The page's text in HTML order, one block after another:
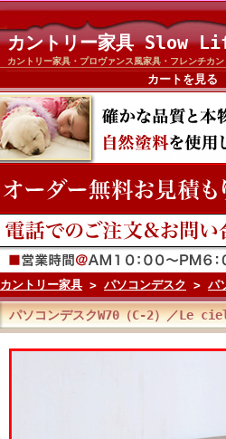
カントリー家具 Slow
カントリー家具・プロヴァンス風家具・フレンチカ
カートを見る
カントリー家具 > パソコンデスク > パ
パソコンデスクW70（C-2）／Le